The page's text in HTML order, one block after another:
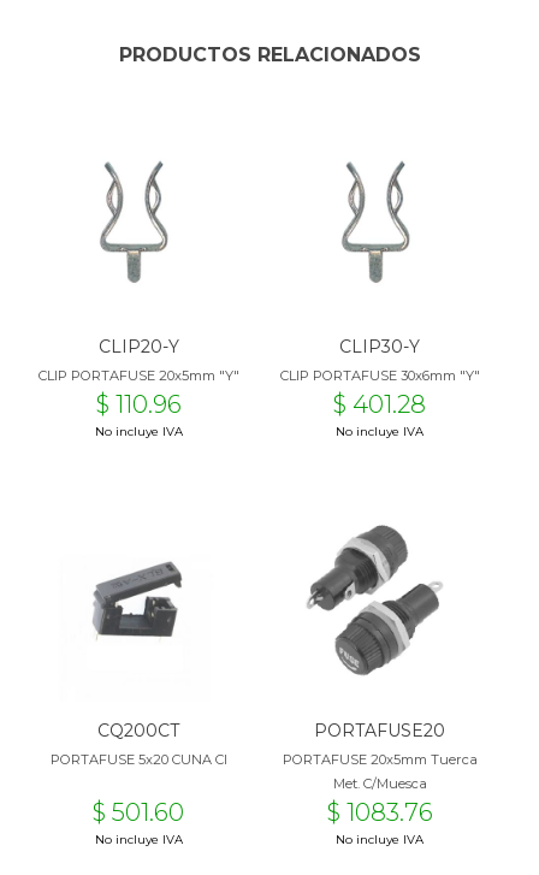
PRODUCTOS RELACIONADOS
CLIP20-Y
CLIP PORTAFUSE 20x5mm "Y"
$ 110.96
No incluye IVA
CLIP30-Y
CLIP PORTAFUSE 30x6mm "Y"
$ 401.28
No incluye IVA
CQ200CT
PORTAFUSE 5x20 CUNA CI
$ 501.60
No incluye IVA
PORTAFUSE20
PORTAFUSE 20x5mm Tuerca
Met. C/Muesca
$ 1083.76
No incluye IVA